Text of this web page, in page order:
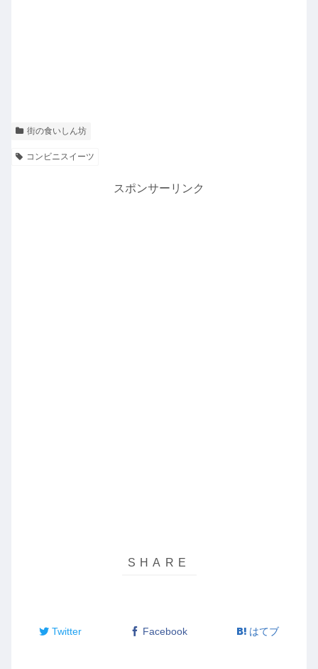
街の食いしん坊
コンビニスイーツ
スポンサーリンク
Twitter Facebook はてブ